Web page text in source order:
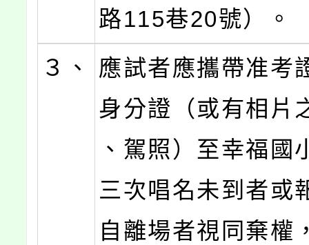
路115巷20號）。
３、
應試者應攜帶准考
身分證（或有相片
、駕照）至幸福國
三次唱名未到者或
自離場者視同棄權